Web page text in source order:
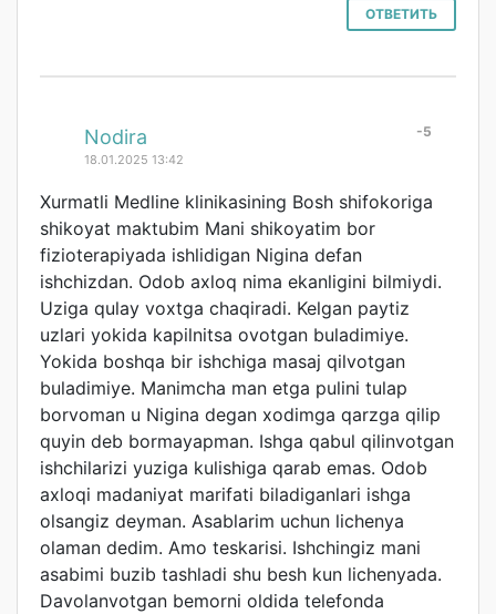
ОТВЕТИТЬ
-5
Nodira
18.01.2025 13:42
Xurmatli Medline klinikasining Bosh shifokoriga
shikoyat maktubim Mani shikoyatim bor
fizioterapiyada ishlidigan Nigina defan
ishchizdan. Odob axloq nima ekanligini bilmiydi.
Uziga qulay voxtga chaqiradi. Kelgan paytiz
uzlari yokida kapilnitsa ovotgan buladimiye.
Yokida boshqa bir ishchiga masaj qilvotgan
buladimiye. Manimcha man etga pulini tulap
borvoman u Nigina degan xodimga qarzga qilip
quyin deb bormayapman. Ishga qabul qilinvotgan
ishchilarizi yuziga kulishiga qarab emas. Odob
axloqi madaniyat marifati biladiganlari ishga
olsangiz deyman. Asablarim uchun lichenya
olaman dedim. Amo teskarisi. Ishchingiz mani
asabimi buzib tashladi shu besh kun lichenyada.
Davolanvotgan bemorni oldida telefonda